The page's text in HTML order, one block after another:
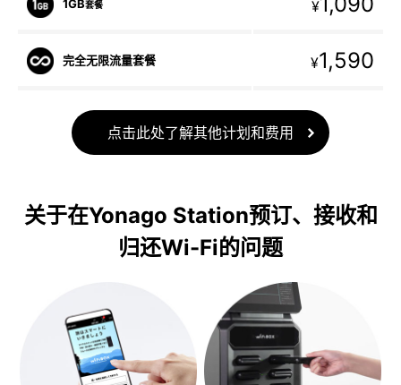
1GB套餐 ¥
完全无限流量套餐 ¥1,590
点击此处了解其他计划和费用
关于在Yonago Station预订、接收和
归还Wi-Fi的问题